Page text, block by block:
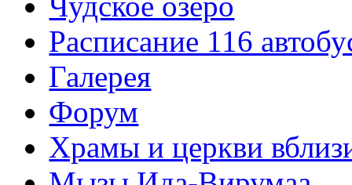
Расписание 116
Галерея
Форум
Храмы и церкви